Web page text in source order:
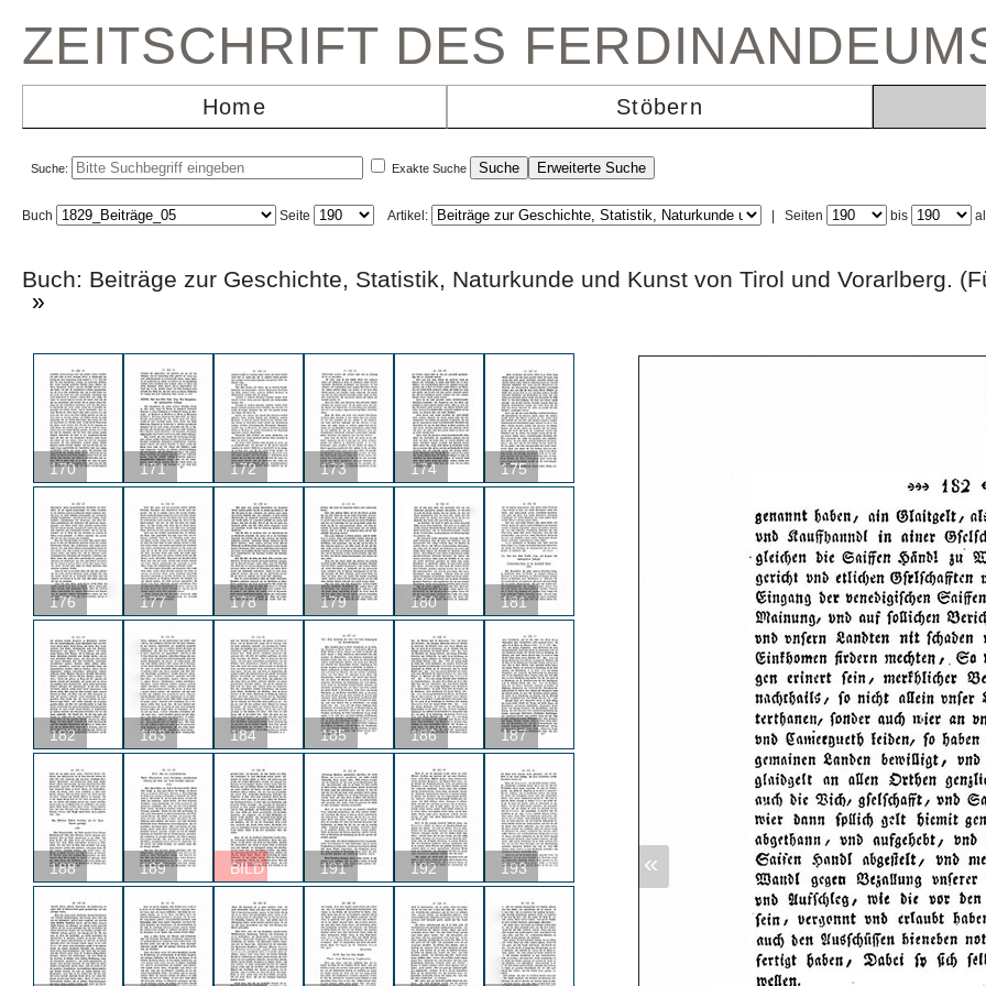
ZEITSCHRIFT DES
Home Stöbern
Suche: Exakte Suche
Buch Seite Artikel: Seiten bis
Buch: Beiträge zur Geschichte, Statistik, Naturkunde und Kunst von Tirol und
»
170 171 172 173 174 175
176 177 178 179 180 181
182 183 184 185 186 187
188 189 BILD 191 192 193 «